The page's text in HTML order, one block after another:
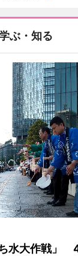
ぶ・知る
水大作戦」